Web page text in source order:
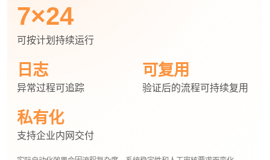
7×24
可按计划持续运行
日志
异常过程可追踪
可复用
验证后的流程可持续复用
私有化
支持企业内网交付